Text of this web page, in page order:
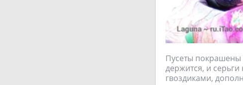
Пусеты покрашены
держится, и
гвоздиками,